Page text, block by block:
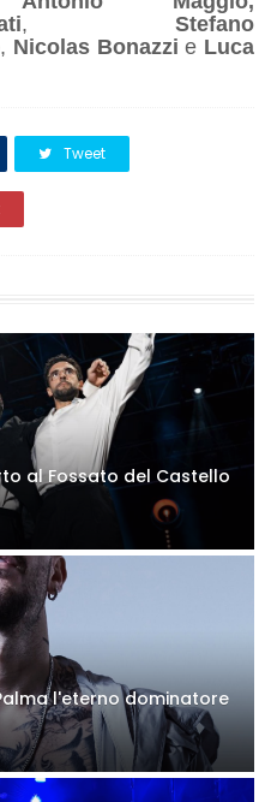
, Stefano
, Nicolas Bonazzi e Luca
Tweet
al Fossato del Castello
l'eterno dominatore